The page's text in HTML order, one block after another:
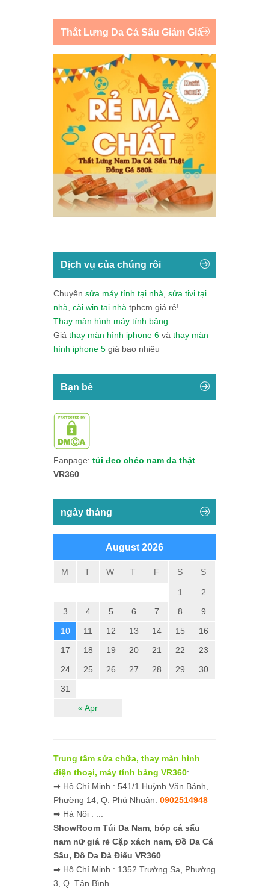
Thắt Lưng Da Cá Sấu Giảm Giá
Dịch vụ của chúng rôi
Chuyên sửa máy tính tại nhà sửa tivi tại
nhà cài win tại nhà tphcm giá rẻ!
Thay màn hình máy tính bảng
Giá thay màn hình iphone 6 và thay màn
hình iphone 5 giá bao nhiêu
Bạn bè
Fanpage: túi đeo chéo nam da thật
VR360
ngày tháng
August 2026
M T W T F S S
« Apr
1
2
3
4 5 6 7 8
9
10
11 12 13 14 15
16
17
18 19 20 21 22
23
24
25 26 27 28 29
30
31
Trung tâm sửa chữa, thay màn hình
điện thoại, máy tính bảng VR360:
➡ Hồ Chí Minh : 541/1 Huỳnh Văn Bánh,
Phường 14, Q. Phú Nhuận. 0902514948
➡ Hà Nội : ...
ShowRoom Túi Da Nam, bóp cá sấu
nam nữ giá rẻ Cặp xách nam, Đồ Da Cá
Sấu, Đồ Da Đà Điểu VR360
➡ Hồ Chí Minh : 1352 Trường Sa, Phường
3, Q. Tân Bình.